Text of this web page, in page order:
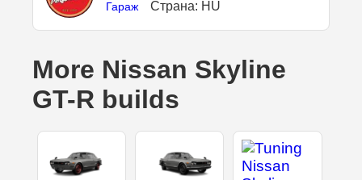
Гараж Страна: HU
More Nissan Skyline
GT-R builds